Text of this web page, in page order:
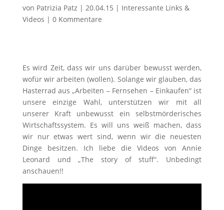
von Patrizia Patz | 20.04.15 | Interessante Links &
Videos | 0 Kommentare
Es wird Zeit, dass wir uns darüber bewusst werden,
wofür wir arbeiten (wollen). Solange wir glauben, das
Hasterrad aus „Arbeiten – Fernsehen – Einkaufen“ ist
unsere einzige Wahl, unterstützen wir mit all
unserer Kraft unbewusst ein selbstmörderisches
Wirtschaftssystem. Es will uns weiß machen, dass
wir nur etwas wert sind, wenn wir die neuesten
Dinge besitzen. Ich liebe die Videos von Annie
Leonard und „The story of stuff“. Unbedingt
anschauen!!